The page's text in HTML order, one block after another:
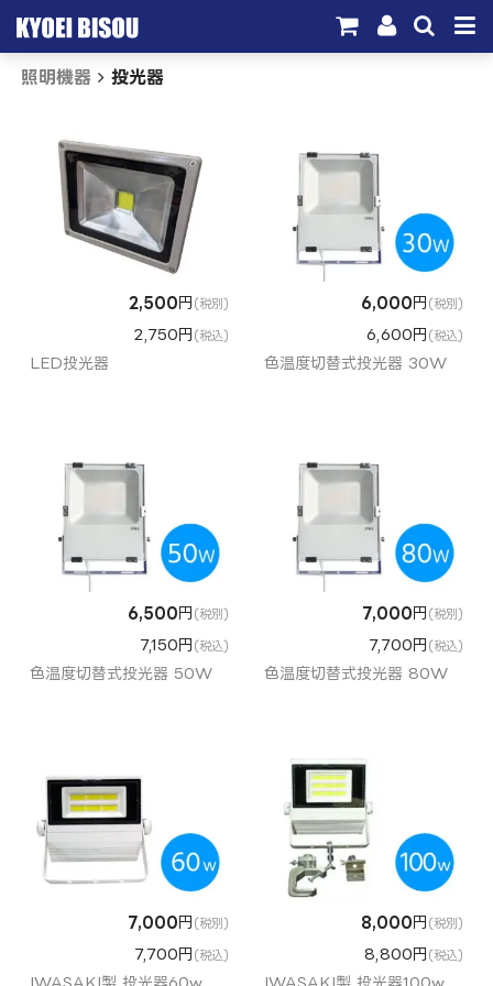
サービス
取引実績
施工実績
会社概要
お問い合わせ
照明機器 投光器
2,500 円 (税別)
2,750円 (税込)
LED投光器
6,000 円 (税別)
6,600円 (税込)
色温度切替式投光器 30W
6,500円 (税別)
7,150円 (税込)
色温度切替式投光器 50W
7,000円 (税別)
7,700円 (税込)
色温度切替式投光器 80W
7,000 円 (税別)
7,700円 (税込)
IWASAKI製 投光器60w
8,000 円 (税別)
8,800円 (税込)
IWASAKI製 投光器100w